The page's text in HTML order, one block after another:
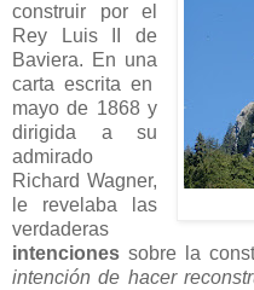
construir por el
Rey Luis II de
Baviera. En una
carta escrita en
mayo de 1868 y
dirigida a su
admirado
Richard Wagner,
le revelaba las
verdaderas
intenciones sobre la
intención de hacer